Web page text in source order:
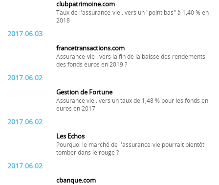
clubpatrimoine.com
Taux de l'assurance-vie : vers un "point bas" à 1,40 % en
2018
2017.06.03
francetransactions.com
Assurance-vie : vers la fin de la baisse des rendements
des fonds euros en 2019 ?
2017.06.02
Gestion de Fortune
Assurance vie : vers un taux de 1,48 % pour les fonds en
euros en 2017
2017.06.02
Les Echos
Pourquoi le marché de l'assurance-vie pourrait bientôt
tomber dans le rouge ?
2017.06.02
cbanque.com